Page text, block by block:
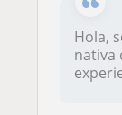
Hola,
nativa